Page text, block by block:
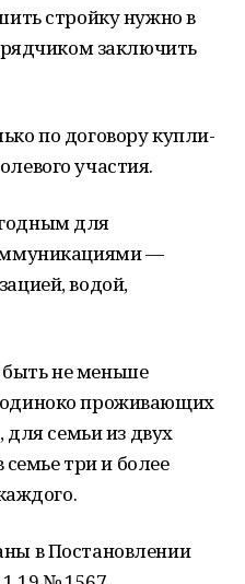
стройку нужно в
заключить
по договору купли-
участия.
для
—
водой,
не меньше
проживающих
для семьи из двух
три и более
в Постановлении